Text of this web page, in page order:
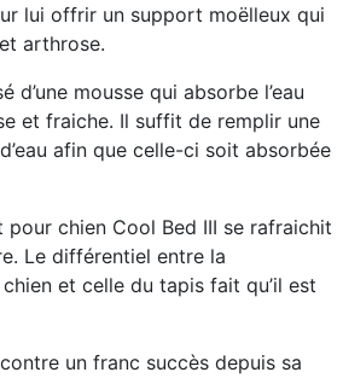
lui offrir un support moëlleux qui
arthrose.
d’une mousse qui absorbe l’eau
et fraiche. Il suffit de remplir une
afin que celle-ci soit absorbée
pour chien Cool Bed III se rafraichit
Le différentiel entre la
et celle du tapis fait qu’il est
un franc succès depuis sa